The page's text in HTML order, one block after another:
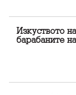
Изкуството
барабаните